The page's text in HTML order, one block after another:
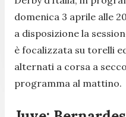
domenica 3 aprile alle
a disposizione la
è focalizzata su torelli
alternati a corsa a
programma al mattino.